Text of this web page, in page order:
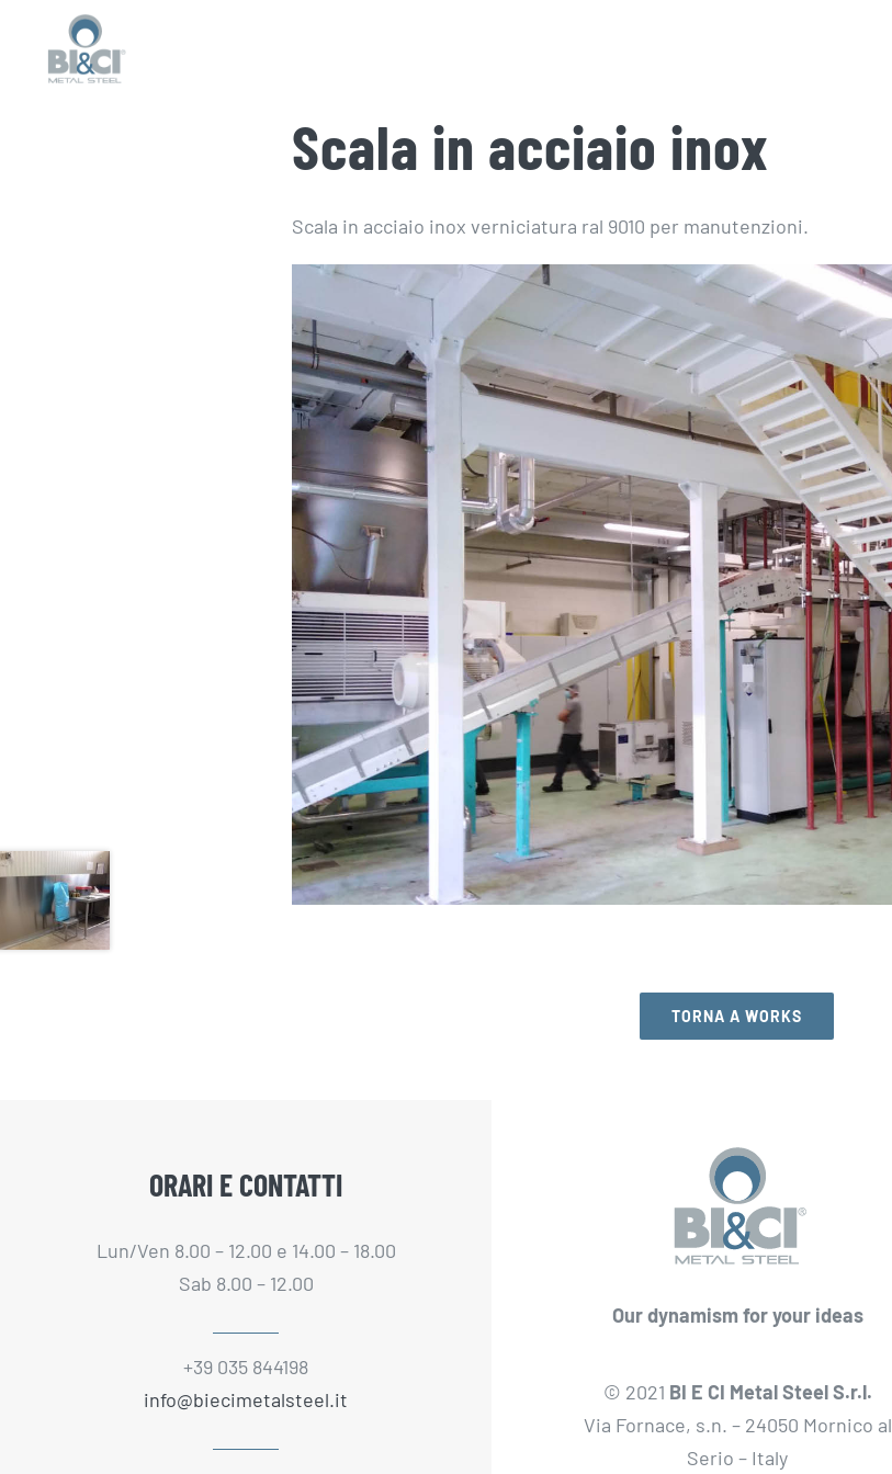
contenuto
Scala in acciaio inox
Scala in acciaio inox verniciatura ral 9010 per manutenzioni.
TORNA A WORKS
ORARI E CONTATTI
Lun/Ven 8.00 – 12.00 e 14.00 – 18.00
Sab 8.00 – 12.00
+39 035 844198
info@biecimetalsteel.it
Our dynamism for your ideas
© 2021 BI E CI Metal Steel S.r.l.
Via Fornace, s.n. – 24050 Mornico al
Serio – Italy